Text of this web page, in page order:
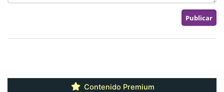
Contenido Premium